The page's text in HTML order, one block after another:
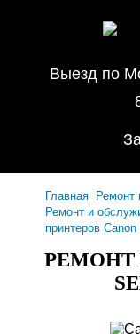
Выезд по
Главная
Ремонт
Ремонт и
принтеров Canon
РЕМОНТ